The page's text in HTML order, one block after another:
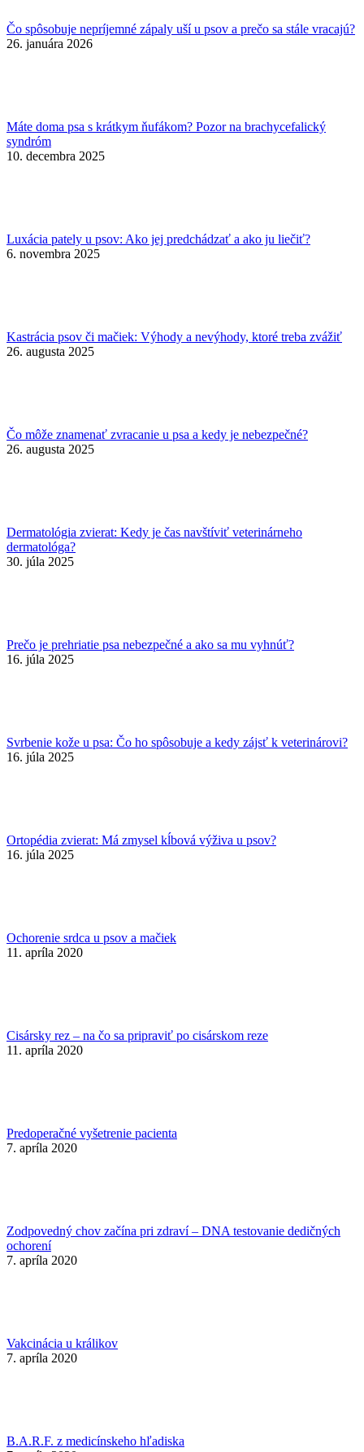
Čo spôsobuje nepríjemné zápaly uší u psov a prečo sa stále vracajú?
26. januára 2026
Máte doma psa s krátkym ňufákom? Pozor na brachycefalický
syndróm
10. decembra 2025
Luxácia pately u psov: Ako jej predchádzať a ako ju liečiť?
6. novembra 2025
Kastrácia psov či mačiek: Výhody a nevýhody, ktoré treba zvážiť
26. augusta 2025
Čo môže znamenať zvracanie u psa a kedy je nebezpečné?
26. augusta 2025
Dermatológia zvierat: Kedy je čas navštíviť veterinárneho
dermatológa?
30. júla 2025
Prečo je prehriatie psa nebezpečné a ako sa mu vyhnúť?
16. júla 2025
Svrbenie kože u psa: Čo ho spôsobuje a kedy zájsť k veterinárovi?
16. júla 2025
Ortopédia zvierat: Má zmysel kĺbová výživa u psov?
16. júla 2025
Ochorenie srdca u psov a mačiek
11. apríla 2020
Cisársky rez – na čo sa pripraviť po cisárskom reze
11. apríla 2020
Predoperačné vyšetrenie pacienta
7. apríla 2020
Zodpovedný chov začína pri zdraví – DNA testovanie dedičných
ochorení
7. apríla 2020
Vakcinácia u králikov
7. apríla 2020
B.A.R.F. z medicínskeho hľadiska